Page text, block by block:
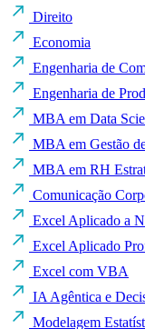
Direito
Economia
Engenharia de
Engenharia de
MBA em Data
MBA em Gestão
MBA em RH
Comunicação
Excel Aplicado a
Excel Aplicado
Excel com VBA
IA Agêntica e
Modelagem